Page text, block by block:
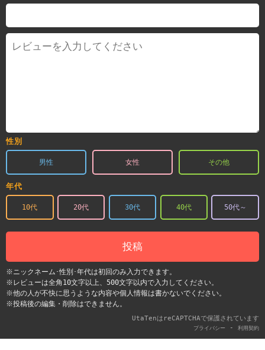
性別
男性 女性 その他
年代
10代 20代 30代 40代 50代～
投稿
※ニックネーム･性別･年代は初回のみ入力できます。
※レビューは全角10文字以上、500文字以内で入力してください。
※他の人が不快に思うような内容や個人情報は書かないでください。
※投稿後の編集・削除はできません。
UtaTenはreCAPTCHAで保護されています
プライバシー - 利用契約